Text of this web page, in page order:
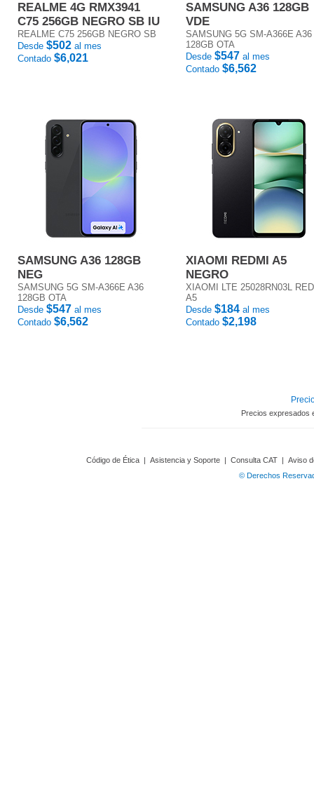
REALME 4G RMX3941
C75 256GB NEGRO SB IU
REALME C75 256GB NEGRO SB
Desde $502 al mes
Contado $6,021
SAMSUNG A36 128GB
VDE
SAMSUNG 5G SM-A366E A36
128GB OTA
Desde $547 al mes
Contado $6,562
SAMSUNG A36 128GB
NEG
SAMSUNG 5G SM-A366E A36
128GB OTA
Desde $547 al mes
Contado $6,562
XIAOMI REDMI A5
NEGRO
XIAOMI LTE 25028RN03L
A5
Desde $184 al mes
Contado $2,198
Precios expresados
Código de Ética | Asistencia y Soporte | Consulta CAT | Aviso
© Derechos